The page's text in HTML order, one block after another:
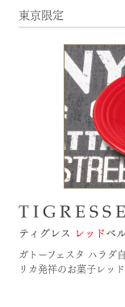
東京限定
ガトーフェスタ ハラダ
リカ発祥のお菓子レッ